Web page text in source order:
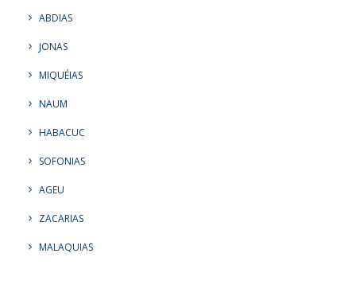
ABDIAS
JONAS
MIQUÉIAS
NAUM
HABACUC
SOFONIAS
AGEU
ZACARIAS
MALAQUIAS